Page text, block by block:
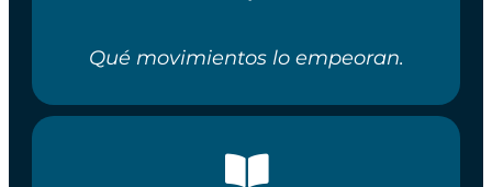
Qué movimientos lo empeoran.